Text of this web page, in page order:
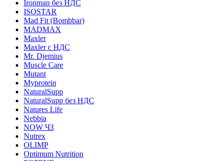
Ironman без НДС
ISOSTAR
Mad Fit (Bombbar)
MADMAX
Maxler
Maxler с НДС
Mr. Djemius
Muscle Care
Mutant
Myprotein
NaturalSupp
NaturalSupp без НДС
Natures Life
Nebbia
NOW ЧЗ
Nutrex
OLIMP
Optimum Nutrition